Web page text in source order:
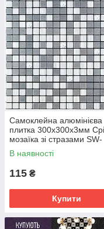
Самоклейна алюмінієва
плитка 300х300х3мм
мозаїка зі стразами SW-
00001824
В наявності
115 ₴
Купити